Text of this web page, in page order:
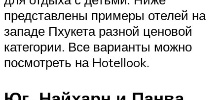
представлены примеры отелей на
западе Пхукета разной ценовой
категории. Все варианты можно
посмотреть на Hotellook.